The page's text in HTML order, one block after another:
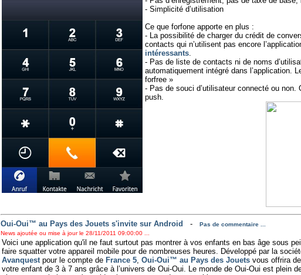
- Simplicité d’utilisation
Ce que forfone apporte en plus :
- La possibilité de charger du crédit de
contacts qui n’utilisent pas encore
intéressants.
- Pas de liste de contacts ni de noms
automatiquement intégré dans l’application.
forfree »
- Pas de souci d’utilisateur connecté ou
push.
Oui-Oui™ au Pays des Jouets s'invite sur Android -
Pas de commentaire ...
News ajoutée ou mise à jour le 28/11/2011 09:00:00 ...
Voici une application qu'il ne faut surtout pas montrer à vos enfants en bas âge sous
faire squatter votre appareil mobile pour de nombreuses heures. Développé par la
Avanquestpour le compte de France 5, Oui-Oui™ au Pays des Jouetsvous offrira
votre enfant de 3 à 7 ans grâce à l’univers de Oui-Oui. Le monde de Oui-Oui est plein